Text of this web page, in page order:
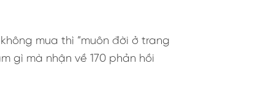
mua thì “muôn đời ở trang
gì mà nhận về 170 phản hồi